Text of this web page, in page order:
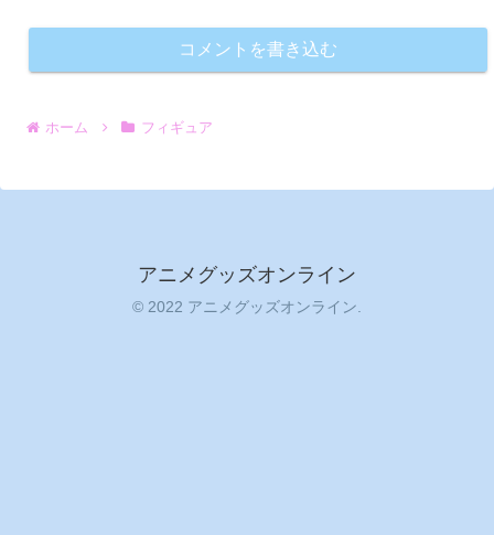
コメントを書き込む
ホーム フィギュア
アニメグッズオンライン
© 2022 アニメグッズオンライン.